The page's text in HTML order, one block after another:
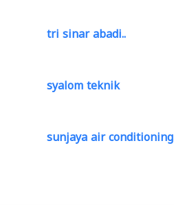
tri sinar abadi..
syalom teknik
sunjaya air conditioning